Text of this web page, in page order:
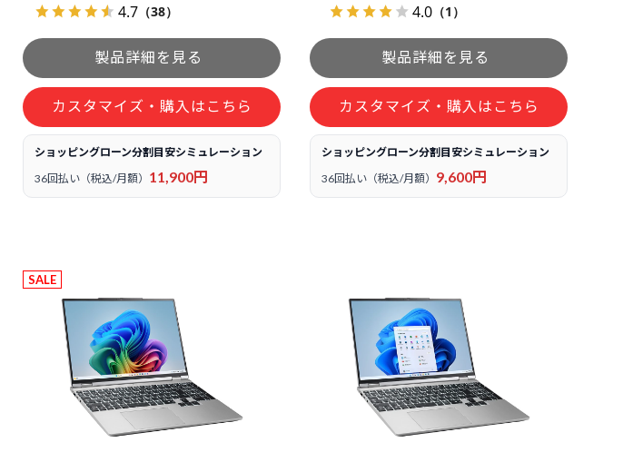
4.7 （38）
カスタマイズ・購入はこちら
ショッピングローン分割目安シミュレーション
36回払い（税込/月額） 11,900円
4.0 （1）
カスタマイズ・購入はこちら
ショッピングローン分割目安シミュレーション
36回払い（税込/月額） 9,600円
SALE